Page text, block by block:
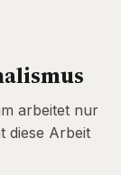
arbeitet nur
diese Arbeit